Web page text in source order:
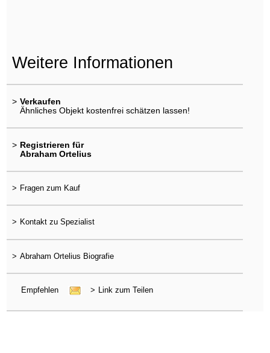
Weitere Informationen
> Verkaufen
Ähnliches Objekt kostenfrei schätzen lassen!
> Registrieren für
Abraham Ortelius
> Fragen zum Kauf
> Kontakt zu Spezialist
> Abraham Ortelius Biografie
Empfehlen > Link zum Teilen